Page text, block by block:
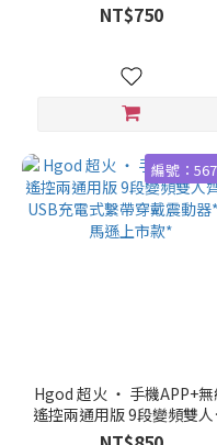
震/雙控操作/內外同刺激/男
女合歡共用/隱形穿戴/Q彈矽
NT$750
編號：
Hgod 超火 ‧ 手機APP+無
遙控兩通用版 9段變頻雙人
歡USB充電式繫帶穿戴震動